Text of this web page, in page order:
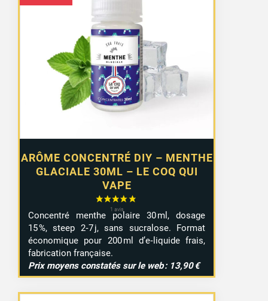
ARÔME CONCENTRÉ DIY – MENTHE
GLACIALE 30ML – LE COQ QUI
VAPE
Concentré menthe polaire 30 ml, dosage
15 %, steep 2‑7 j, sans sucralose. Format
économique pour 200 ml d’e‑liquide frais,
fabrication française.
Prix moyens constatés sur le web : 13,90 €